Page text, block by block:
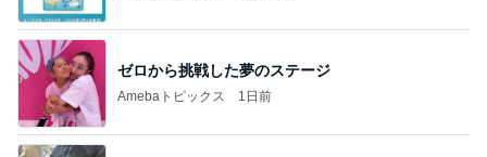
ゼロから挑戦した夢のステージ
Amebaトピックス 1日前